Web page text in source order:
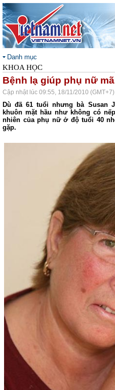
Danh mục
KHOA HỌC
Bệnh lạ giúp phụ nữ
Cập nhật lúc 09:55, 18/11/2010 (GMT+7)
Dù đã 61 tuổi nhưng bà Susan
khuôn mặt hầu như không có
nhiên của phụ nữ ở độ tuổi 40
gặp.